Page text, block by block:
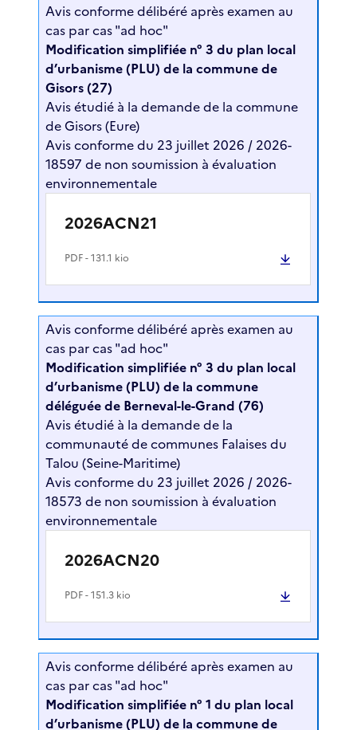
Avis conforme délibéré après examen au
cas par cas "ad hoc"
Modification simplifiée n° 3 du plan local
d’urbanisme (PLU) de la commune de
Gisors (27)
Avis étudié à la demande de la commune
de Gisors (Eure)
Avis conforme du 23 juillet 2026 / 2026-
18597 de non soumission à évaluation
environnementale
2026ACN21
PDF- 131.1 kio
Avis conforme délibéré après examen au
cas par cas "ad hoc"
Modification simplifiée n° 3 du plan local
d’urbanisme (PLU) de la commune
déléguée de Berneval-le-Grand (76)
Avis étudié à la demande de la
communauté de communes Falaises du
Talou (Seine-Maritime)
Avis conforme du 23 juillet 2026 / 2026-
18573 de non soumission à évaluation
environnementale
2026ACN20
PDF- 151.3 kio
Avis conforme délibéré après examen au
cas par cas "ad hoc"
Modification simplifiée n° 1 du plan local
d’urbanisme (PLU) de la commune de